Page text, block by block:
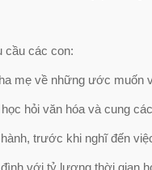
cầu các con:
về những ước muốn
hỏi văn hóa và cung
trước khi nghĩ đến
với tỷ lượng thời gian